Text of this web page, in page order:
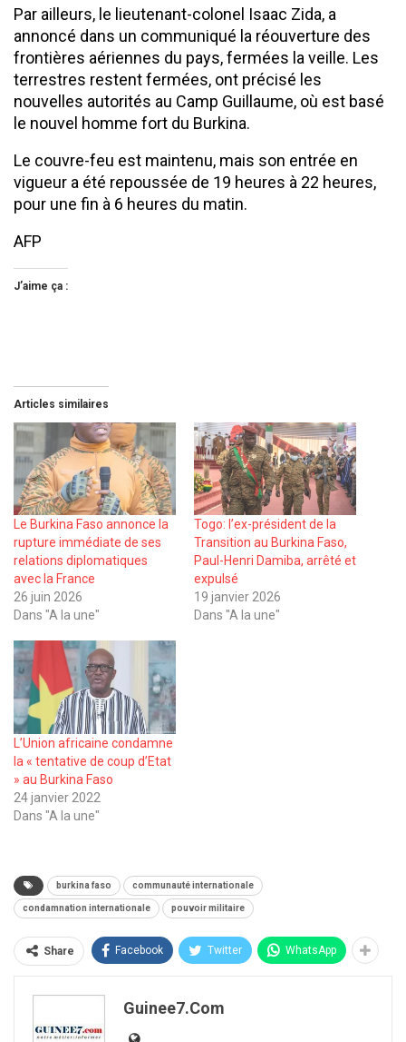
Par ailleurs, le lieutenant-colonel Isaac Zida, a
annoncé dans un communiqué la réouverture des
frontières aériennes du pays, fermées la veille. Les
terrestres restent fermées, ont précisé les
nouvelles autorités au Camp Guillaume, où est basé
le nouvel homme fort du Burkina.
Le couvre-feu est maintenu, mais son entrée en
vigueur a été repoussée de 19 heures à 22 heures,
pour une fin à 6 heures du matin.
AFP
J’aime ça :
Articles similaires
Le Burkina Faso annonce la
rupture immédiate de ses
relations diplomatiques
avec la France
26 juin 2026
Dans "A la une"
Togo: l’ex-président de la
Transition au Burkina Faso,
Paul-Henri Damiba, arrêté et
expulsé
19 janvier 2026
Dans "A la une"
L’Union africaine condamne
la « tentative de coup d’Etat
» au Burkina Faso
24 janvier 2022
Dans "A la une"
burkina faso communauté internationale
condamnation internationale pouvoir militaire
Share Facebook Twitter WhatsApp
Guinee7.com